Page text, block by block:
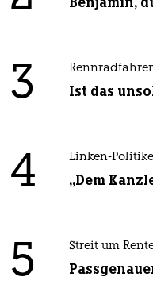
3 Ist das
4 Linken-
„Dem
5 Streit um